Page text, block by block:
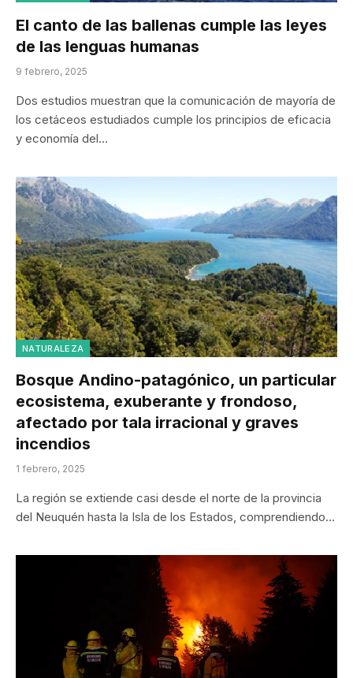
El canto de las ballenas cumple las leyes
de las lenguas humanas
9 febrero, 2025
Dos estudios muestran que la comunicación de mayoría de
los cetáceos estudiados cumple los principios de eficacia
y economía del…
NATURALEZA
Bosque Andino-patagónico, un particular
ecosistema, exuberante y frondoso,
afectado por tala irracional y graves
incendios
1 febrero, 2025
La región se extiende casi desde el norte de la provincia
del Neuquén hasta la Isla de los Estados, comprendiendo…